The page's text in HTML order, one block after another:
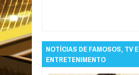
NOTÍCIAS DE FAMOSOS, TV E
ENTRETENIMENTO